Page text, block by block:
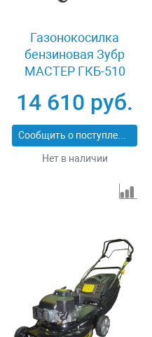
Газонокосилка
бензиновая Зубр
МАСТЕР ГКБ-510
14 610 руб.
Сообщить о поступлении
Нет в наличии